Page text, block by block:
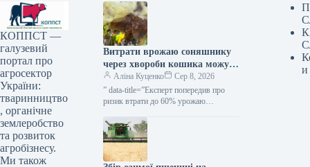
КОППСТ —
галузевий
портал про
агросектор
України:
тваринництво
, органічне
землеробство
та розвиток
агробізнесу.
Ми також
Витрати врожаю соняшнику
через хвороби кошика можуть
сягати 60% — фахівець —
КУРКУЛЬ
Аліна Куценко
Сер 8, 2026
” data-title=”Експерт попередив про
ризик втрати до 60% урожаю
и